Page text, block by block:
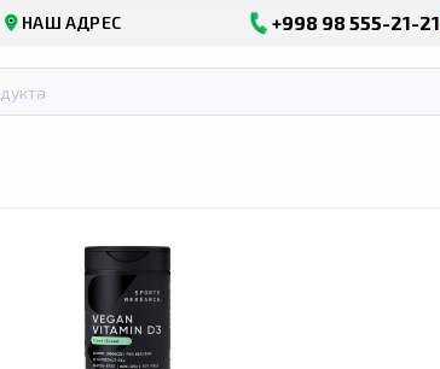
НАШ АДРЕС +998 98 555-21-21